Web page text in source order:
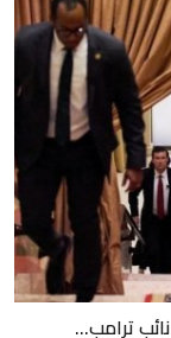
ترامب...